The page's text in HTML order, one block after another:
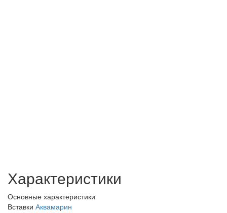
Характеристики
Основные характеристики
Вставки Аквамарин